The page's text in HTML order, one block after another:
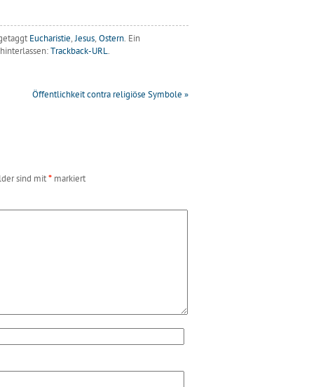
Eucharistie,Jesus, Ostern. Ein
Trackback-URL.
Öffentlichkeit contra religiöse Symbole »
sind mit* markiert